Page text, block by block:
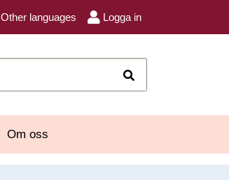
Other languages Logga in
Om oss